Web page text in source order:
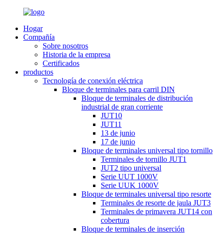
Hogar
Compañía
Sobre nosotros
Historia de la empresa
Certificados
productos
Tecnología de conexión eléctrica
Bloque de terminales para carril DIN
Bloque de terminales de distribución
industrial de gran corriente
JUT10
JUT11
13 de junio
17 de junio
Bloque de terminales universal tipo tornillo
Terminales de tornillo JUT1
JUT2 tipo universal
Serie UUT 1000V
Serie UUK 1000V
Bloque de terminales universal tipo resorte
Terminales de resorte de jaula JUT3
Terminales de primavera JUT14 con
cobertura
Bloque de terminales de inserción